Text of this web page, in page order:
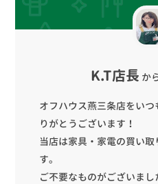
K.T店長 か
オフハウス燕三条店をい
りがとうございます！
当店は家具・家電の買い
す。
ご不要なものがございま